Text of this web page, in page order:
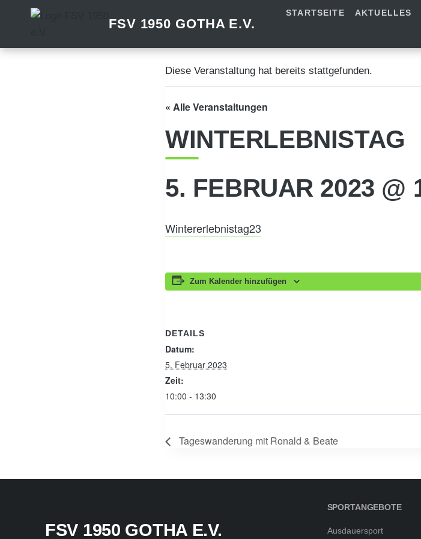
FSV 1950 GOTHA E.V.
STARTSEITE AKTUELLES
Diese Veranstaltung hat bereits stattgefunden.
« Alle Veranstaltungen
WINTERLEBNISTAG
5. FEBRUAR 2023 @
Wintererlebnistag23
Zum Kalender hinzufügen
DETAILS
Datum:
5. Februar 2023
Zeit:
10:00 - 13:30
Tageswanderung mit Ronald & Beate
FSV 1950 GOTHA E.V.
SPORTANGEBOTE
Ausdauersport